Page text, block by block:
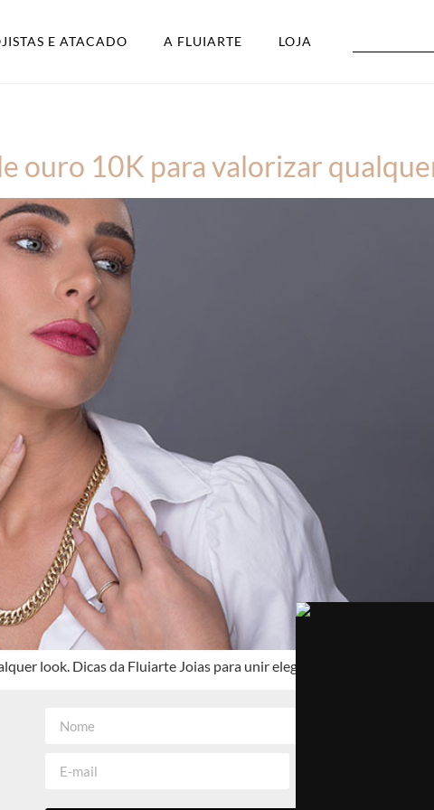
E ATACADO A FLUIARTE LOJA
ouro 10K para valorizar
look. Dicas da Fluiarte Joias para unir elegância, versatilidade e